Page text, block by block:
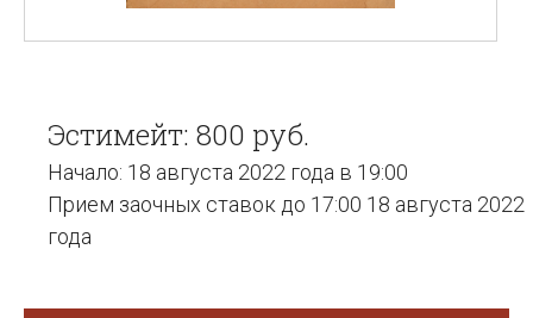
Эстимейт: 800 руб.
Начало: 18 августа 2022 года в 19:00
Прием заочных ставок до 17:00 18 августа 2022
года